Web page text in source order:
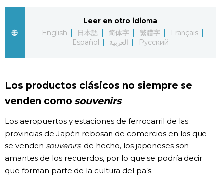
Datos de Japón
Fragmentos de Japón
Blog
Tokio
Avisos
Leer en otro idioma
English
日本語 简体字 繁體字
Français
Español
العربية Русский
Los productos clásicos no siempre se
venden como souvenirs
Los aeropuertos y estaciones de ferrocarril de las
provincias de Japón rebosan de comercios en los que
se venden souvenirs; de hecho, los japoneses son
amantes de los recuerdos, por lo que se podría decir
que forman parte de la cultura del país.